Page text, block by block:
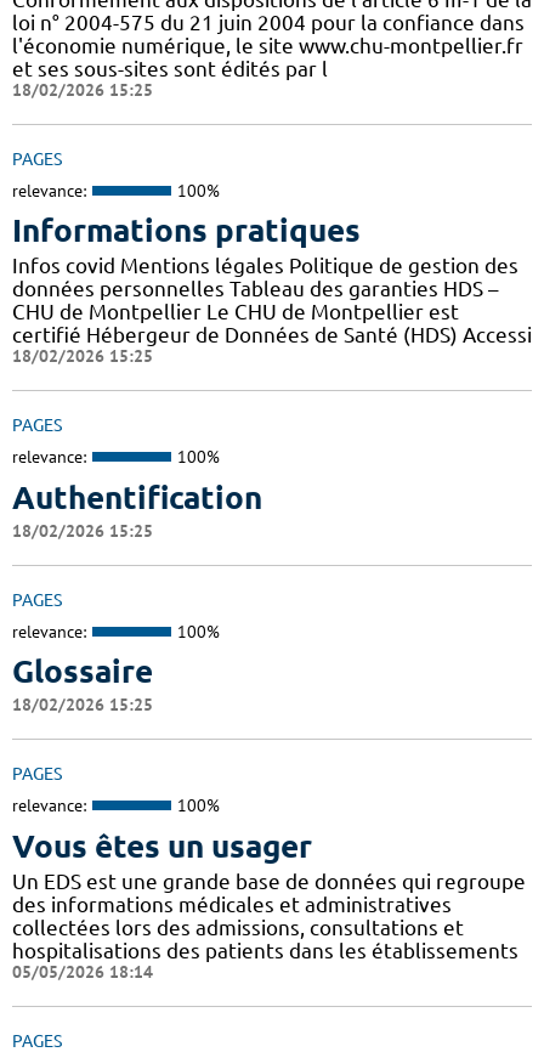
loi n° 2004-575 du 21 juin 2004 pour la confiance dans
l'économie numérique, le site www.chu-montpellier.fr
et ses sous-sites sont édités par l
18/02/2026 15:25
PAGES
relevance: 100%
Informations pratiques
Infos covid Mentions légales Politique de gestion des
données personnelles Tableau des garanties HDS –
CHU de Montpellier Le CHU de Montpellier est
certifié Hébergeur de Données de Santé (HDS) Accessi
18/02/2026 15:25
PAGES
relevance: 100%
Authentification
18/02/2026 15:25
PAGES
relevance: 100%
Glossaire
18/02/2026 15:25
PAGES
relevance: 100%
Vous êtes un usager
Un EDS est une grande base de données qui regroupe
des informations médicales et administratives
collectées lors des admissions, consultations et
hospitalisations des patients dans les établissements
05/05/2026 18:14
PAGES